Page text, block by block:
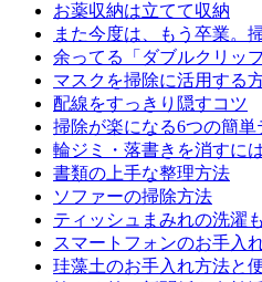
お薬収納は立てて収納
また今度は、もう卒業。
余ってる「ダブルクリッ
マスクを掃除に活用する
配線をすっきり隠すコツ
掃除が楽になる6つの簡単
輪ジミ・落書きを消すに
書類の上手な整理方法
ソファーの掃除方法
ティッシュまみれの洗濯
スマートフォンのお手入
珪藻土のお手入れ方法と